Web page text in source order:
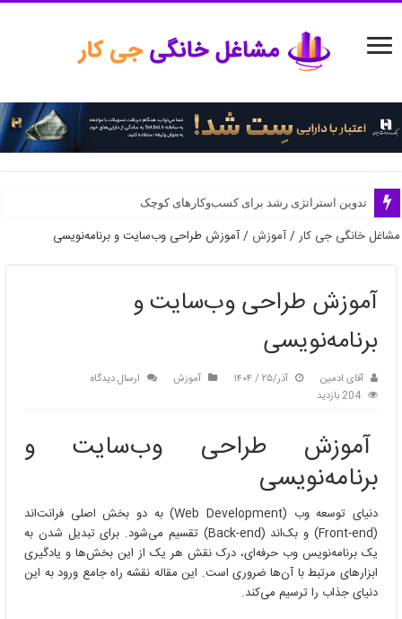
تدوین استراتژی رشد برای کسب‌وکارهای کوچک
مشاغل خانگی جی کار/آموزش /آموزش طراحی وب‌سایت و برنامه‌نویسی
آموزش طراحی وب‌سایت و
برنامه‌نویسی
آقای ادمین آذر/۲۵ / ۱۴۰۴ آموزش
ارسال دیدگاه
204 بازدید
آموزش طراحی وب‌سایت و
برنامه‌نویسی
دنیای توسعه وب (Web Development) به دو بخش اصلی فرانت‌اند
(Front-end) و بک‌اند (Back-end) تقسیم می‌شود. برای تبدیل شدن به
یک برنامه‌نویس وب حرفه‌ای، درک نقش هر یک از این بخش‌ها و یادگیری
ابزارهای مرتبط با آن‌ها ضروری است. این مقاله نقشه راه جامع ورود به این
دنیای جذاب را ترسیم می‌کند.